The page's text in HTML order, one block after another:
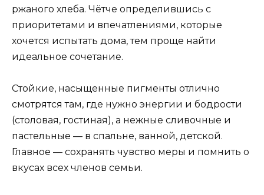
ржаного хлеба. Чётче определившись с
приоритетами и впечатлениями, которые
хочется испытать дома, тем проще найти
идеальное сочетание.
Стойкие, насыщенные пигменты отлично
смотрятся там, где нужно энергии и бодрости
(столовая, гостиная), а нежные сливочные и
пастельные — в спальне, ванной, детской.
Главное — сохранять чувство меры и помнить о
вкусах всех членов семьи.